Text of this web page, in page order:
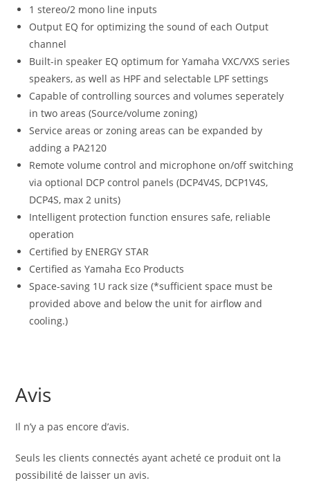
1 stereo/2 mono line inputs
Output EQ for optimizing the sound of each Output
channel
Built-in speaker EQ optimum for Yamaha VXC/VXS series
speakers, as well as HPF and selectable LPF settings
Capable of controlling sources and volumes seperately
in two areas (Source/volume zoning)
Service areas or zoning areas can be expanded by
adding a PA2120
Remote volume control and microphone on/off switching
via optional DCP control panels (DCP4V4S, DCP1V4S,
DCP4S, max 2 units)
Intelligent protection function ensures safe, reliable
operation
Certified by ENERGY STAR
Certified as Yamaha Eco Products
Space-saving 1U rack size (*sufficient space must be
provided above and below the unit for airflow and
cooling.)
Avis
Il n’y a pas encore d’avis.
Seuls les clients connectés ayant acheté ce produit ont la
possibilité de laisser un avis.